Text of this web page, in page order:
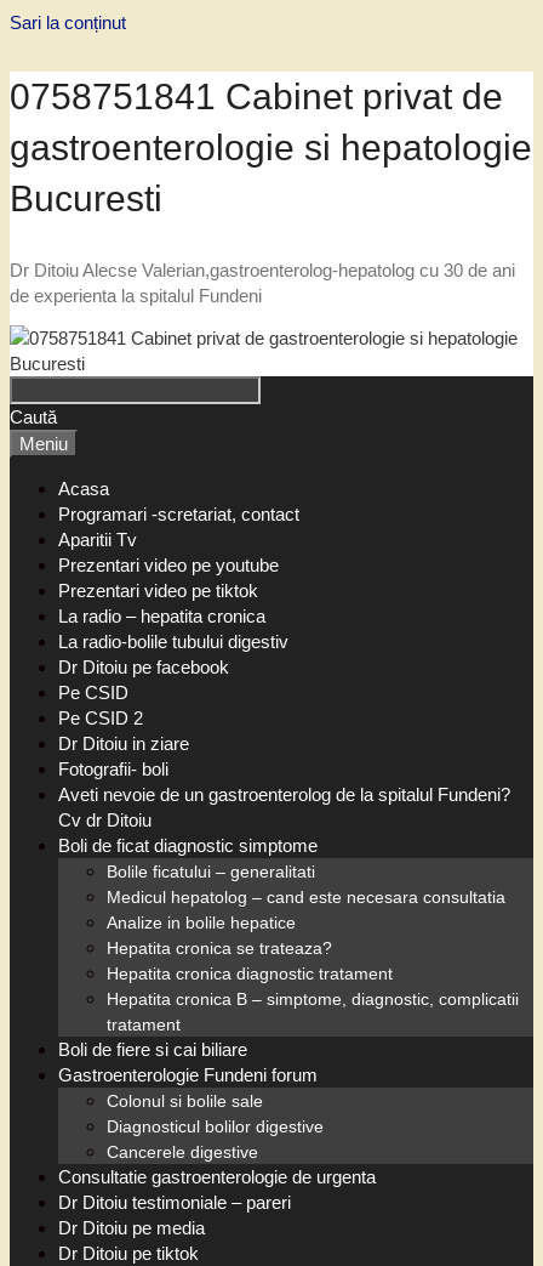
Sari la conținut
0758751841 Cabinet privat de
gastroenterologie si hepatologie
Bucuresti
Dr Ditoiu Alecse Valerian,gastroenterolog-hepatolog cu 30 de ani
de experienta la spitalul Fundeni
Caută
Meniu
Acasa
Programari -scretariat, contact
Aparitii Tv
Prezentari video pe youtube
Prezentari video pe tiktok
La radio – hepatita cronica
La radio-bolile tubului digestiv
Dr Ditoiu pe facebook
Pe CSID
Pe CSID 2
Dr Ditoiu in ziare
Fotografii- boli
Aveti nevoie de un gastroenterolog de la spitalul Fundeni?
Cv dr Ditoiu
Boli de ficat diagnostic simptome
Bolile ficatului – generalitati
Medicul hepatolog – cand este necesara consultatia
Analize in bolile hepatice
Hepatita cronica se trateaza?
Hepatita cronica diagnostic tratament
Hepatita cronica B – simptome, diagnostic, complicatii
tratament
Boli de fiere si cai biliare
Gastroenterologie Fundeni forum
Colonul si bolile sale
Diagnosticul bolilor digestive
Cancerele digestive
Consultatie gastroenterologie de urgenta
Dr Ditoiu testimoniale – pareri
Dr Ditoiu pe media
Dr Ditoiu pe tiktok